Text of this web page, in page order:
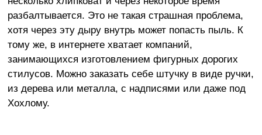
разбалтывается. Это не такая страшная проблема,
хотя через эту дыру внутрь может попасть пыль. К
тому же, в интернете хватает компаний,
занимающихся изготовлением фигурных дорогих
стилусов. Можно заказать себе штучку в виде ручки,
из дерева или металла, с надписями или даже под
Хохлому.